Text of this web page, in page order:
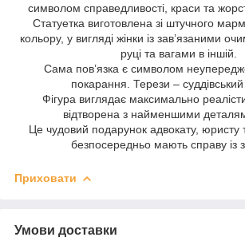
символом справедливості, краси та
Статуетка виготовлена зі штучного
кольору, у вигляді жінки із зав’язаними
руці та вагами в іншій.
Сама пов’язка є символом
покарання. Терези –
Фігура виглядає максимально
відтворена з найменшими
Це чудовий подарунок адвокату, юристу
безпосередньо мають справу із
Приховати
Умови доставки